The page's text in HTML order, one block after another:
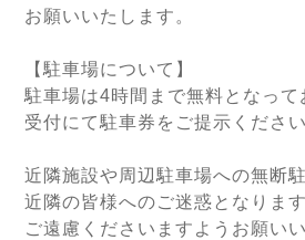
お願いいたします。
【駐車場について】
駐車場は4時間まで無料となって
受付にて駐車券をご提示ください
近隣施設や周辺駐車場への無断駐
近隣の皆様へのご迷惑となります
ご遠慮くださいますようお願い